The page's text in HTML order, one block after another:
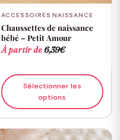
ACCESSOIRES NAISSANCE
Chaussettes de naissance
bébé – Petit Amour
À partir de6,39€
Sélectionner les
options